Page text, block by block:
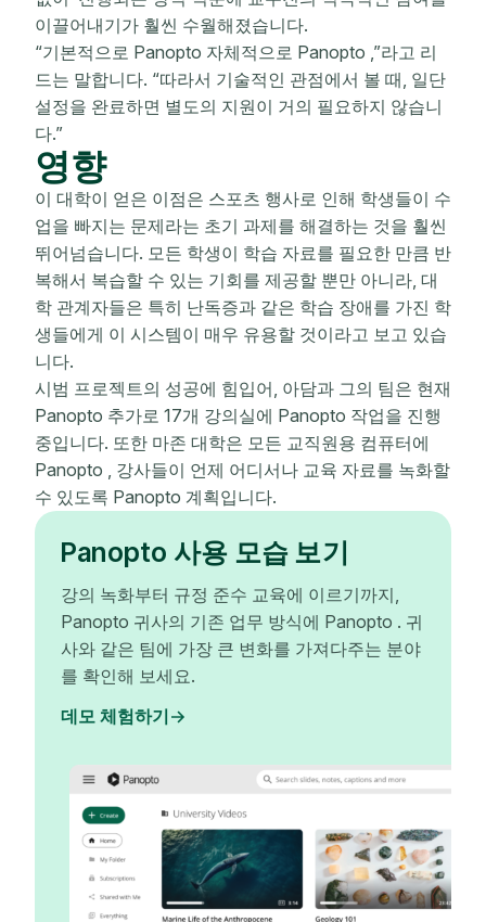
이끌어내기가 훨씬 수월해졌습니다.
“기본적으로 Panopto 자체적으로 Panopto ,”라고 리
드는 말합니다. “따라서 기술적인 관점에서 볼 때, 일단
설정을 완료하면 별도의 지원이 거의 필요하지 않습니
다.”
영향
이 대학이 얻은 이점은 스포츠 행사로 인해 학생들이 수
업을 빠지는 문제라는 초기 과제를 해결하는 것을 훨씬
뛰어넘습니다. 모든 학생이 학습 자료를 필요한 만큼 반
복해서 복습할 수 있는 기회를 제공할 뿐만 아니라, 대
학 관계자들은 특히 난독증과 같은 학습 장애를 가진 학
생들에게 이 시스템이 매우 유용할 것이라고 보고 있습
니다.
시범 프로젝트의 성공에 힘입어, 아담과 그의 팀은 현재
Panopto 추가로 17개 강의실에 Panopto 작업을 진행
중입니다. 또한 마존 대학은 모든 교직원용 컴퓨터에
Panopto , 강사들이 언제 어디서나 교육 자료를 녹화할
수 있도록 Panopto 계획입니다.
Panopto 사용 모습 보기
강의 녹화부터 규정 준수 교육에 이르기까지,
Panopto 귀사의 기존 업무 방식에 Panopto . 귀
사와 같은 팀에 가장 큰 변화를 가져다주는 분야
를 확인해 보세요.
데모 체험하기